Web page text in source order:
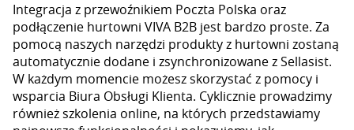
Integracja z przewoźnikiem Poczta Polska oraz
podłączenie hurtowni VIVA B2B jest bardzo proste. Za
pomocą naszych narzędzi produkty z hurtowni zostaną
automatycznie dodane i zsynchronizowane z Sellasist.
W każdym momencie możesz skorzystać z pomocy i
wsparcia Biura Obsługi Klienta. Cyklicznie prowadzimy
również szkolenia online, na których przedstawiamy